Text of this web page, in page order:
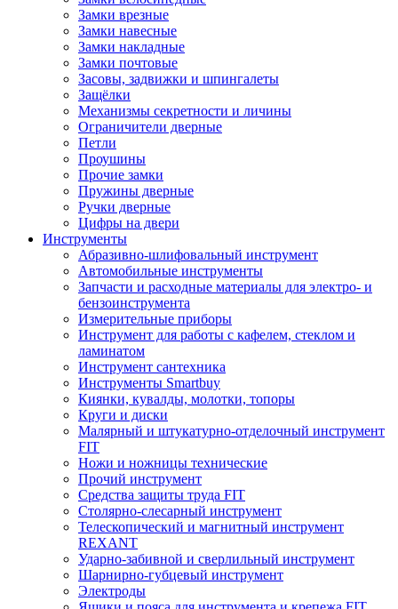
Замки врезные
Замки навесные
Замки накладные
Замки почтовые
Засовы, задвижки и шпингалеты
Защёлки
Механизмы секретности и личины
Ограничители дверные
Петли
Проушины
Прочие замки
Пружины дверные
Ручки дверные
Цифры на двери
Инструменты
Абразивно-шлифовальный инструмент
Автомобильные инструменты
Запчасти и расходные материалы для электро- и
бензоинструмента
Измерительные приборы
Инструмент для работы с кафелем, стеклом и
ламинатом
Инструмент сантехника
Инструменты Smartbuy
Киянки, кувалды, молотки, топоры
Круги и диски
Малярный и штукатурно-отделочный инструмент
FIT
Ножи и ножницы технические
Прочий инструмент
Средства защиты труда FIT
Столярно-слесарный инструмент
Телескопический и магнитный инструмент
REXANT
Ударно-забивной и сверлильный инструмент
Шарнирно-губцевый инструмент
Электроды